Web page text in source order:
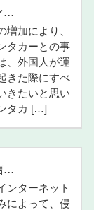
増加により、
タカーとの事
、外国人が運
きた際にすべ
きたいと思い
タカ […]
...
ンターネット
によって、侵